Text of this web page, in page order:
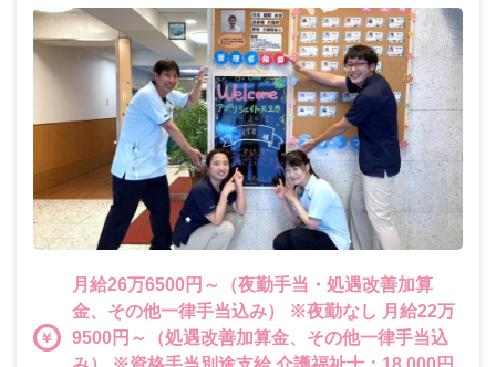
月給26万6500円～（夜勤手当・処遇改善加算
金、その他一律手当込み） ※夜勤なし 月給22万
9500円～（処遇改善加算金、その他一律手当込